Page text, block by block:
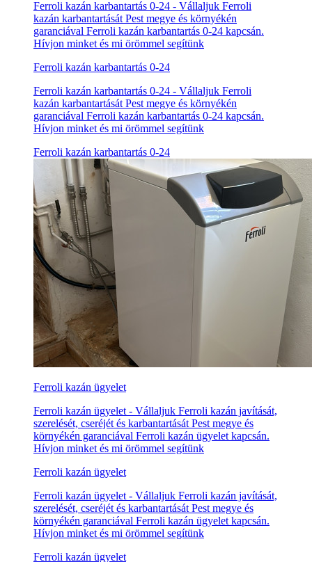
Ferroli kazán karbantartás 0-24 - Vállaljuk Ferroli
kazán karbantartását Pest megye és környékén
garanciával Ferroli kazán karbantartás 0-24 kapcsán.
Hívjon minket és mi örömmel segítünk
Ferroli kazán karbantartás 0-24
Ferroli kazán karbantartás 0-24 - Vállaljuk Ferroli
kazán karbantartását Pest megye és környékén
garanciával Ferroli kazán karbantartás 0-24 kapcsán.
Hívjon minket és mi örömmel segítünk
Ferroli kazán karbantartás 0-24
Ferroli kazán ügyelet
Ferroli kazán ügyelet - Vállaljuk Ferroli kazán javítását,
szerelését, cseréjét és karbantartását Pest megye és
környékén garanciával Ferroli kazán ügyelet kapcsán.
Hívjon minket és mi örömmel segítünk
Ferroli kazán ügyelet
Ferroli kazán ügyelet - Vállaljuk Ferroli kazán javítását,
szerelését, cseréjét és karbantartását Pest megye és
környékén garanciával Ferroli kazán ügyelet kapcsán.
Hívjon minket és mi örömmel segítünk
Ferroli kazán ügyelet